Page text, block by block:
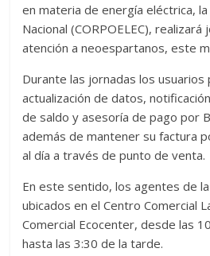
en materia de energía eléctrica,
Nacional (CORPOELEC),
atención a neoespartanos, este
Durante las jornadas los usuarios
actualización de datos,
de saldo y asesoría de pago por
además de mantener su factura
al día a través de punto de venta.
En este sentido, los agentes de
ubicados en el Centro Comercial
Comercial Ecocenter, desde las
hasta las 3:30 de la tarde.